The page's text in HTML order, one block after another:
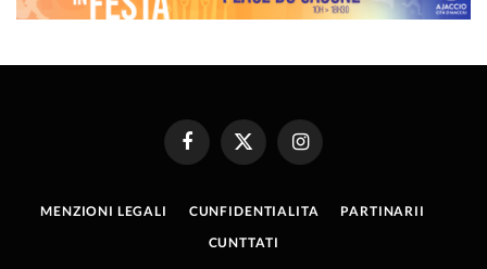
FacebookX
Instagram
MENZIONI LEGALI CUNFIDENTIALITA
PARTINARII
CUNTTATI